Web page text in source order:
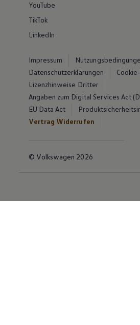
YouTube
TikTok
LinkedIn
Impressum
Datenschutzerklärungen
Lizenzhinweise Dritter
Angaben zum Digital Services Act
EU Data Act
Vertrag Widerrufen
© Volkswagen 2026